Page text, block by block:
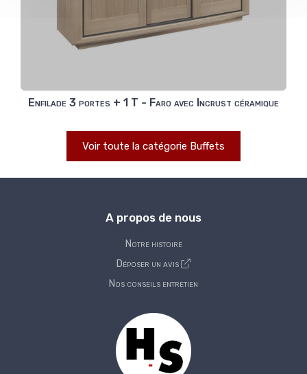
Enfilade 3 portes + 1 T - Faro avec Incrust céramique
Voir toute la catégorie Buffets
A propos de nous
Notre histoire
Déposer un avis
Nos conseils entretien